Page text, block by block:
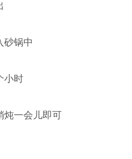
锅中
小时
一会儿即可